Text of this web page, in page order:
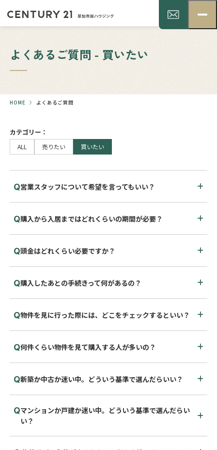
よくあるご質問 - 買いたい
HOME よくあるご質問
カテゴリー：
ALL 売りたい 買いたい
営業スタッフについて希望を言ってもいい？
購入から入居まではどれくらいの期間が必要？
頭金はどれくらい必要ですか？
購入したあとの手続きって何があるの？
物件を見に行った際には、どこをチェックするといい？
何件くらい物件を見て購入する人が多いの？
新築か中古か迷い中。どういう基準で選んだらいい？
マンションか戸建か迷い中。どういう基準で選んだらい
い？